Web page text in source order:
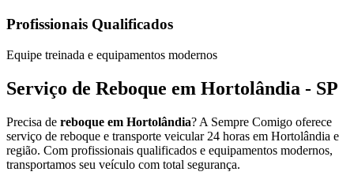
Profissionais Qualificados
Equipe treinada e equipamentos modernos
Serviço de Reboque em Hortolândia - SP
Precisa de reboque em Hortolândia? A Sempre Comigo oferece
serviço de reboque e transporte veicular 24 horas em Hortolândia e
região. Com profissionais qualificados e equipamentos modernos,
transportamos seu veículo com total segurança.